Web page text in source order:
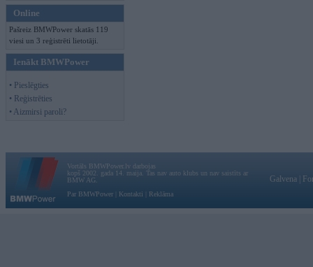
Online
Pašreiz BMWPower skatās 119
viesi un 3 reģistrēti lietotāji.
Ienākt BMWPower
• Pieslēgties
• Reģistrēties
• Aizmirsi paroli?
Vortāls BMWPower.lv darbojas
kopš 2002. gada 14. maija. Tas nav auto klubs un nav saistīts ar
BMW AG.
Par BMWPower
Kontakti Reklāma
Galvena